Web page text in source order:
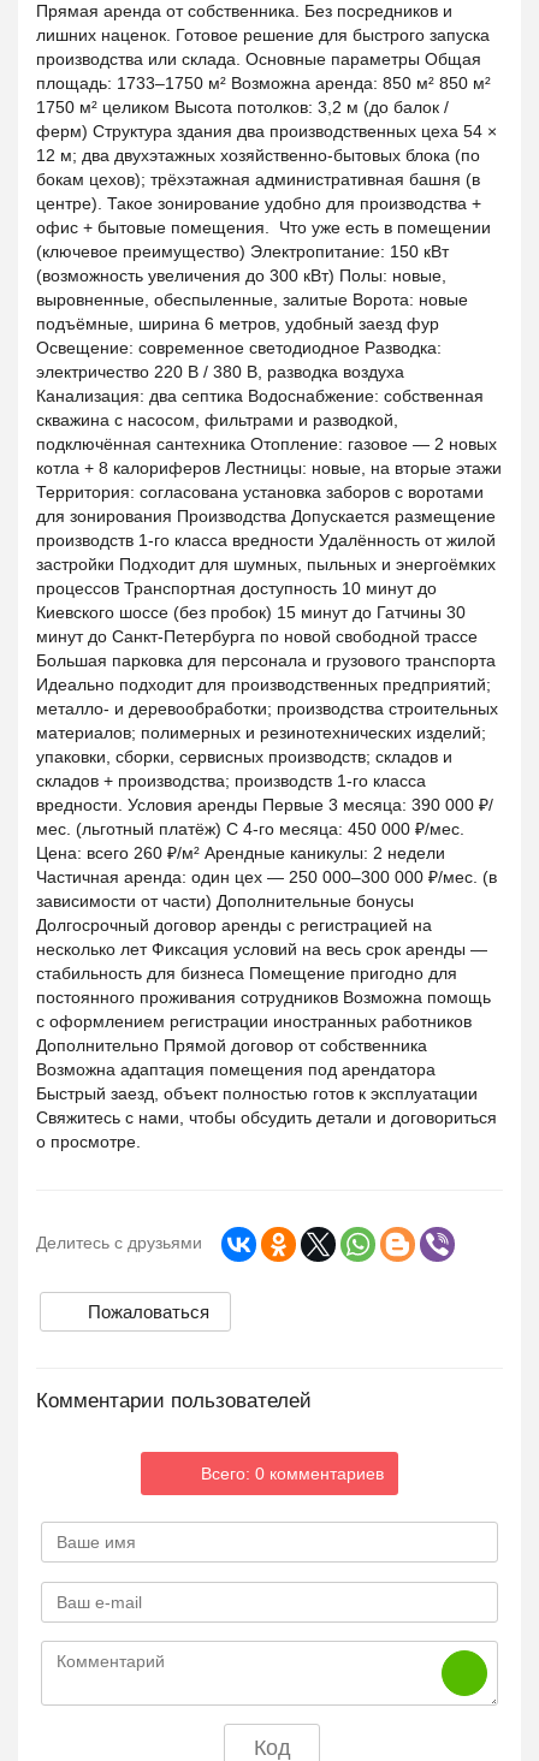
Прямая аренда от собственника. Без посредников и
лишних наценок. Готовое решение для быстрого запуска
производства или склада. Основные параметры Общая
площадь: 1733–1750 м² Возможна аренда: 850 м² 850 м²
1750 м² целиком Высота потолков: 3,2 м (до балок /
ферм) Структура здания два производственных цеха 54 ×
12 м; два двухэтажных хозяйственно-бытовых блока (по
бокам цехов); трёхэтажная административная башня (в
центре). Такое зонирование удобно для производства +
офис + бытовые помещения. Что уже есть в помещении
(ключевое преимущество) Электропитание: 150 кВт
(возможность увеличения до 300 кВт) Полы: новые,
выровненные, обеспыленные, залитые Ворота: новые
подъёмные, ширина 6 метров, удобный заезд фур
Освещение: современное светодиодное Разводка:
электричество 220 В / 380 В, разводка воздуха
Канализация: два септика Водоснабжение: собственная
скважина с насосом, фильтрами и разводкой,
подключённая сантехника Отопление: газовое — 2 новых
котла + 8 калориферов Лестницы: новые, на вторые этажи
Территория: согласована установка заборов с воротами
для зонирования Производства Допускается размещение
производств 1-го класса вредности Удалённость от жилой
застройки Подходит для шумных, пыльных и энергоёмких
процессов Транспортная доступность 10 минут до
Киевского шоссе (без пробок) 15 минут до Гатчины 30
минут до Санкт-Петербурга по новой свободной трассе
Большая парковка для персонала и грузового транспорта
Идеально подходит для производственных предприятий;
металло- и деревообработки; производства строительных
материалов; полимерных и резинотехнических изделий;
упаковки, сборки, сервисных производств; складов и
складов + производства; производств 1-го класса
вредности. Условия аренды Первые 3 месяца: 390 000 ₽/
мес. (льготный платёж) С 4-го месяца: 450 000 ₽/мес.
Цена: всего 260 ₽/м² Арендные каникулы: 2 недели
Частичная аренда: один цех — 250 000–300 000 ₽/мес. (в
зависимости от части) Дополнительные бонусы
Долгосрочный договор аренды с регистрацией на
несколько лет Фиксация условий на весь срок аренды —
стабильность для бизнеса Помещение пригодно для
постоянного проживания сотрудников Возможна помощь
с оформлением регистрации иностранных работников
Дополнительно Прямой договор от собственника
Возможна адаптация помещения под арендатора
Быстрый заезд, объект полностью готов к эксплуатации
Свяжитесь с нами, чтобы обсудить детали и договориться
о просмотре.
Делитесь с друзьями
Пожаловаться
Комментарии пользователей
Всего: 0 комментариев